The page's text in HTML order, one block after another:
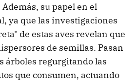
su papel en el
ya que las investigaciones
de estas aves revelan que
de semillas. Pasan
árboles regurgitando las
que consumen, actuando